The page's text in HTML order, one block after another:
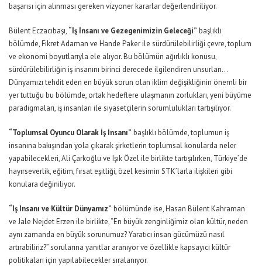
başarısı için alınması gereken vizyoner kararlar değerlendiriliyor.
Bülent Eczacıbaşı, “İş İnsanı ve Gezegenimizin Geleceği” başlıklı
bölümde, Fikret Adaman ve Hande Paker ile sürdürülebilirliği çevre, toplum
ve ekonomi boyutlarıyla ele alıyor. Bu bölümün ağırlıklı konusu,
sürdürülebilirliğin iş insanını birinci derecede ilgilendiren unsurları…
Dünyamızı tehdit eden en büyük sorun olan iklim değişikliğinin önemli bir
yer tuttuğu bu bölümde, ortak hedeflere ulaşmanın zorlukları, yeni büyüme
paradigmaları, iş insanları ile siyasetçilerin sorumlulukları tartışılıyor.
“Toplumsal Oyuncu Olarak İş İnsanı” başlıklı bölümde, toplumun iş
insanına bakışından yola çıkarak şirketlerin toplumsal konularda neler
yapabilecekleri, Ali Çarkoğlu ve Işık Özel ile birlikte tartışılırken, Türkiye’de
hayırseverlik, eğitim, fırsat eşitliği, özel kesimin STK’larla ilişkileri gibi
konulara değiniliyor.
“İş İnsanı ve Kültür Dünyamız” bölümünde ise, Hasan Bülent Kahraman
ve Jale Nejdet Erzen ile birlikte, “En büyük zenginliğimiz olan kültür, neden
aynı zamanda en büyük sorunumuz? Yaratıcı insan gücümüzü nasıl
artırabiliriz?” sorularına yanıtlar aranıyor ve özellikle kapsayıcı kültür
politikaları için yapılabilecekler sıralanıyor.